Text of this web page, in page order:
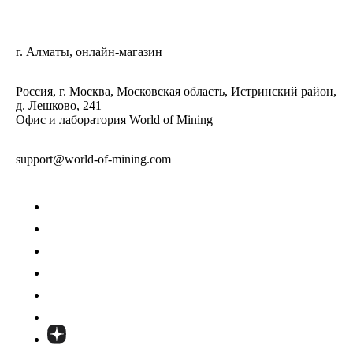
г. Алматы, онлайн-магазин
Россия, г. Москва, Московская область, Истринский район,
д. Лешково, 241
Офис и лаборатория World of Mining
support@world-of-mining.com